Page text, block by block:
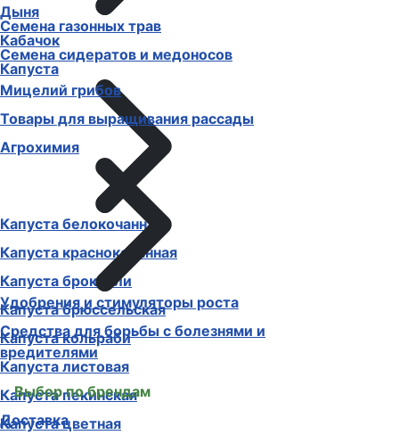
Дыня
Кабачок
Капуста
Капуста белокочанная
Капуста краснокочанная
Капуста брокколи
Капуста брюссельская
Капуста кольраби
Капуста листовая
Капуста пекинская
Капуста цветная
Семена газонных трав
Семена сидератов и медоносов
Мицелий грибов
Товары для выращивания рассады
Агрохимия
Удобрения и стимуляторы роста
Средства для борьбы с болезнями и
вредителями
Выбор по брендам
Доставка